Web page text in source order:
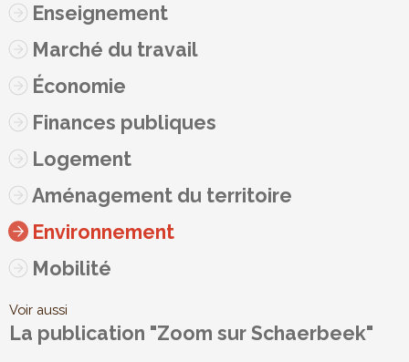
Enseignement
Marché du travail
Économie
Finances publiques
Logement
Aménagement du territoire
Environnement
Mobilité
Voir aussi
La publication "Zoom sur Schaerbeek"